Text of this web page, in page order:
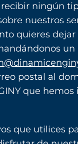
recibir ningún
nuestros
quieres dejar
un
postal al
que
que utilices